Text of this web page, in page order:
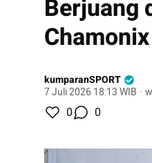
Berjuang
Chamonix
kumparanSPORT
7 Juli 2026 18:13 WIB ·
0 0